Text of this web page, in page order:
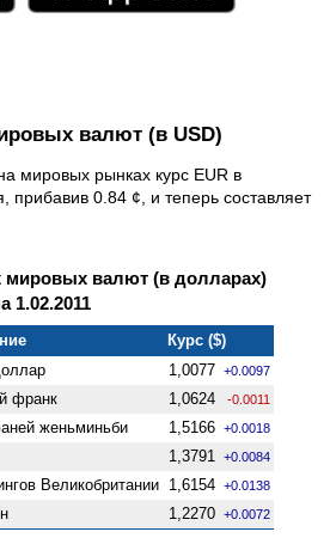
валют (в USD)
мировых рынках курс EUR в
0.84 ¢, и теперь составляет
мировых валют (в долларах)
1.02.2011
Курс ($)
1,0077 +0.0097
франк 1,0624 -0.0011
женьминьби 1,5166 +0.0018
1,3791 +0.0084
Велико­британии 1,6154 +0.0138
1,2270 +0.0072